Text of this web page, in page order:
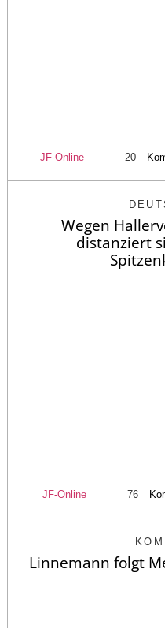
JF-Online 20
Wegen
distanziert
JF-Online 76
Linnemann folgt